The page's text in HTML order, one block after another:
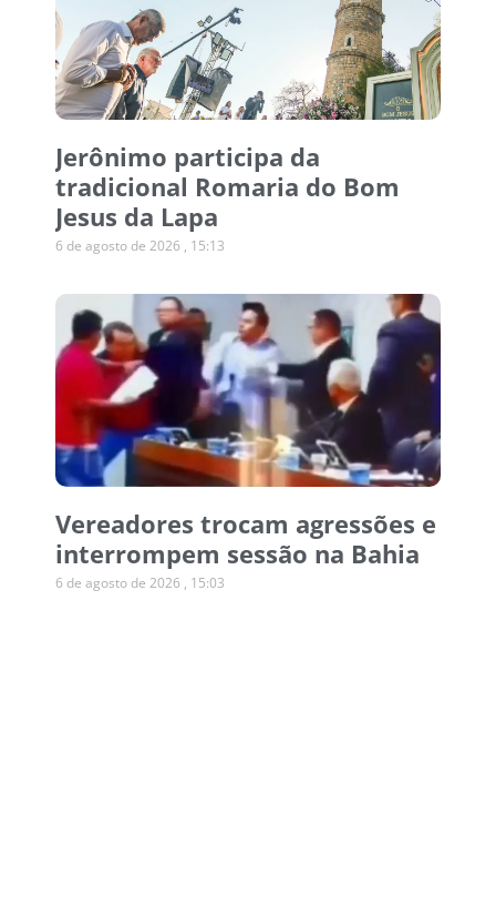
Jerônimo participa da
tradicional Romaria do Bom
Jesus da Lapa
6 de agosto de 2026 15:13
Vereadores trocam agressões e
interrompem sessão na Bahia
6 de agosto de 2026 15:03